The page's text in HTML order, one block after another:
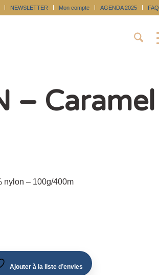
NEWSLETTER Mon compte AGENDA 2025 FAQ
– Caramel
nylon – 100g/400m
Ajouter à la liste d’envies